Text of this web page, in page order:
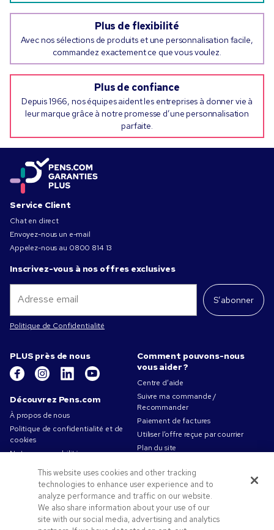
Plus de flexibilité
Avec nos sélections de produits et une personnalisation facile,
commandez exactement ce que vous voulez.
Plus de confiance
Depuis 1966, nos équipes aident les entreprises à donner vie à
leur marque grâce à notre promesse d’une personnalisation
parfaite.
Service Client
Chat en direct
Envoyez-nous un e-mail
Appelez-nous au 0800 814 13
Inscrivez-vous à nos offres exclusives
S’abonner
Politique de Confidentialité
PLUS près de nous
Découvrez Pens.com
À propos de nous
Politique de confidentialité et de
cookies
Notre responsabilité
Conditions d'utilisation
Conditions générales de vente
Travailler chez Pens.com
Offres et ressources
Comment pouvons-nous
vous aider ?
Centre d’aide
Suivre ma commande /
Recommander
Paiement de factures
Utiliser l’offre reçue par courrier
Plan du site
This website uses cookies and other tracking
technologies to enhance user experience and to
analyze performance and traffic on our website.
We also share information about your use of our
site with our social media, advertising and analytics